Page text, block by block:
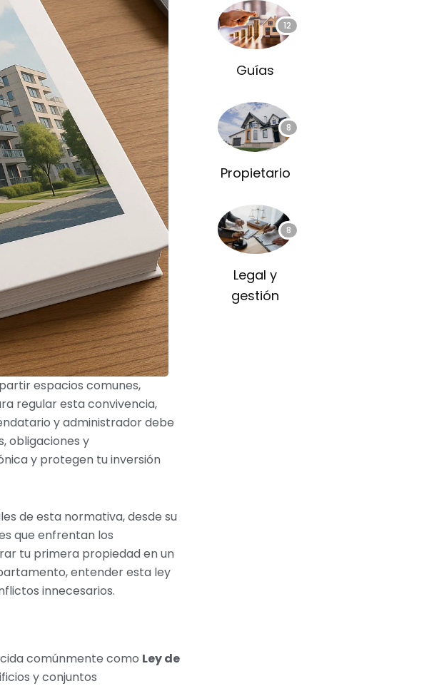
espacios comunes,
regular esta convivencia,
y administrador debe
obligaciones y
y protegen tu inversión
de esta normativa, desde su
que enfrentan los
tu primera propiedad en un
entender esta ley
innecesarios.
comúnmente como Ley de
y conjuntos
12
Guías
8
Propietario
8
Legal y
gestión